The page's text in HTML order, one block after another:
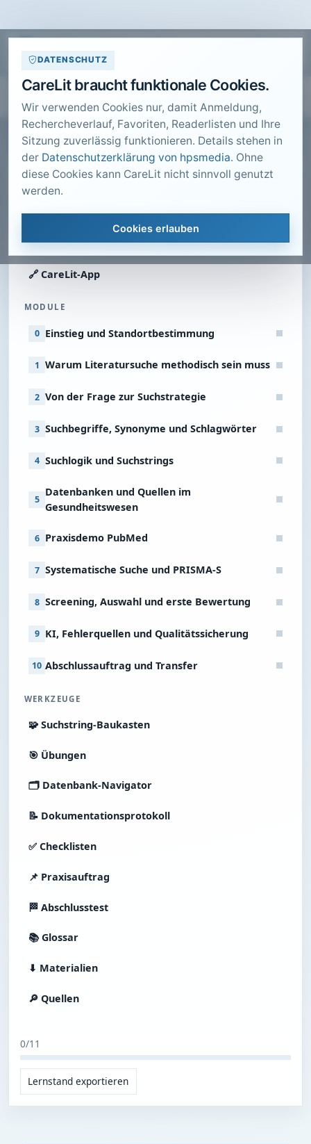
DATENSCHUTZ
CareLit braucht funktionale Cookies.
Wir verwenden Cookies nur, damit Anmeldung,
Rechercheverlauf, Favoriten, Readerlisten und Ihre
Sitzung zuverlässig funktionieren. Details stehen in
der Datenschutzerklärung von hpsmedia. Ohne
diese Cookies kann CareLit nicht sinnvoll genutzt
werden.
Cookies erlauben
CL 11. Mai 2026
🏠 Dashboard
🔗 CareLit-App
MODULE
0 Einstieg und Standortbestimmung
1 Warum Literatursuche methodisch sein muss
2 Von der Frage zur Suchstrategie
3 Suchbegriffe, Synonyme und Schlagwörter
4 Suchlogik und Suchstrings
5
Datenbanken und Quellen im
Gesundheitswesen
6 Praxisdemo PubMed
7 Systematische Suche und PRISMA‑S
8 Screening, Auswahl und erste Bewertung
9 KI, Fehlerquellen und Qualitätssicherung
10 Abschlussauftrag und Transfer
WERKZEUGE
🧩 Suchstring‑Baukasten
🎯 Übungen
🗂 Datenbank‑Navigator
📝 Dokumentationsprotokoll
✅ Checklisten
📌 Praxisauftrag
🏁 Abschlusstest
📚 Glossar
⬇ Materialien
🔎 Quellen
0/11
Lernstand exportieren